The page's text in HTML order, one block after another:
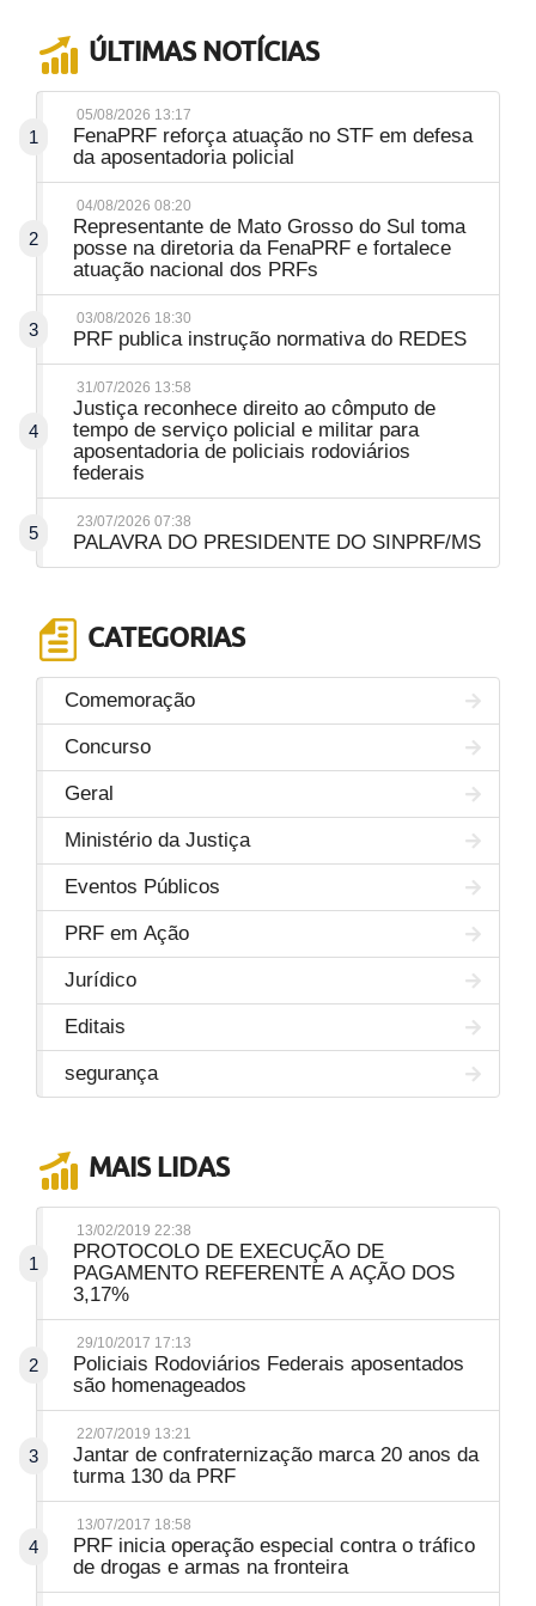
ÚLTIMAS NOTÍCIAS
1
05/08/2026 13:17
FenaPRF reforça atuação no STF em defesa
da aposentadoria policial
2
04/08/2026 08:20
Representante de Mato Grosso do Sul toma
posse na diretoria da FenaPRF e fortalece
atuação nacional dos PRFs
3
03/08/2026 18:30
PRF publica instrução normativa do REDES
4
31/07/2026 13:58
Justiça reconhece direito ao cômputo de
tempo de serviço policial e militar para
aposentadoria de policiais rodoviários
federais
5
23/07/2026 07:38
PALAVRA DO PRESIDENTE DO SINPRF/MS
CATEGORIAS
Comemoração
Concurso
Geral
Ministério da Justiça
Eventos Públicos
PRF em Ação
Jurídico
Editais
segurança
MAIS LIDAS
1
13/02/2019 22:38
PROTOCOLO DE EXECUÇÃO DE
PAGAMENTO REFERENTE A AÇÃO DOS
3,17%
2
29/10/2017 17:13
Policiais Rodoviários Federais aposentados
são homenageados
3
22/07/2019 13:21
Jantar de confraternização marca 20 anos da
turma 130 da PRF
4
13/07/2017 18:58
PRF inicia operação especial contra o tráfico
de drogas e armas na fronteira